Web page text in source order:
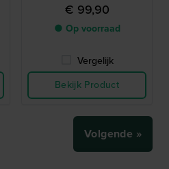
€ 99,90
● Op voorraad
Vergelijk
Bekijk Product
Volgende »